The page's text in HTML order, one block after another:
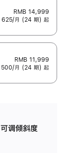
RMB 14,999
625/月 (24 期) 起
RMB 11,999
500/月 (24 期) 起
调倾斜度